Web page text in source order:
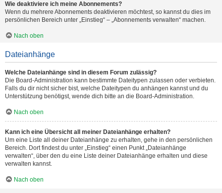
Wie deaktiviere ich meine Abonnements?
Wenn du mehrere Abonnements deaktivieren möchtest, so kannst du dies im
persönlichen Bereich unter „Einstieg“ – „Abonnements verwalten“ machen.
Nach oben
Dateianhänge
Welche Dateianhänge sind in diesem Forum zulässig?
Die Board-Administration kann bestimmte Dateitypen zulassen oder verbieten.
Falls du dir nicht sicher bist, welche Dateitypen du anhängen kannst und du
Unterstützung benötigst, wende dich bitte an die Board-Administration.
Nach oben
Kann ich eine Übersicht all meiner Dateianhänge erhalten?
Um eine Liste all deiner Dateianhänge zu erhalten, gehe in den persönlichen
Bereich. Dort findest du unter „Einstieg“ einen Punkt „Dateianhänge
verwalten“, über den du eine Liste deiner Dateianhänge erhalten und diese
verwalten kannst.
Nach oben